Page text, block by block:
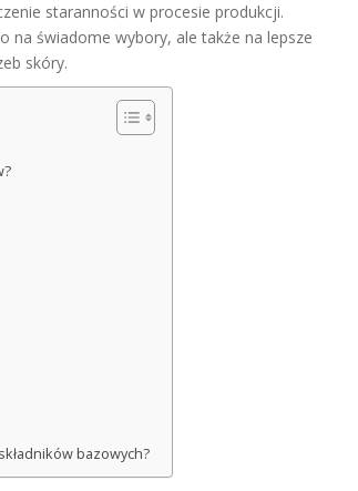
staranności w procesie produkcji.
na świadome wybory, ale także na lepsze
skóry.
bazowych?